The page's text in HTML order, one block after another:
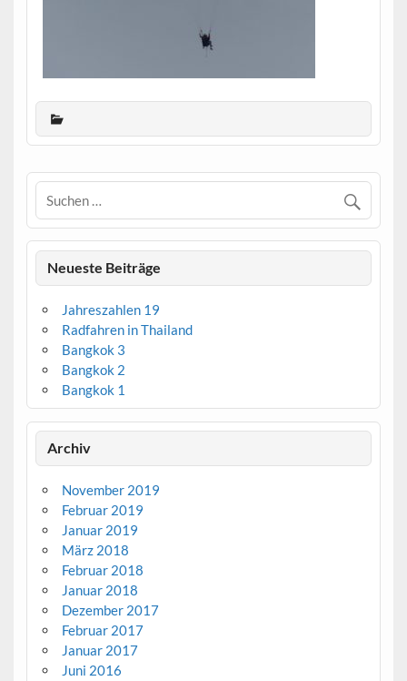
Neueste Beiträge
Jahreszahlen 19
Radfahren in Thailand
Bangkok 3
Bangkok 2
Bangkok 1
Archiv
November 2019
Februar 2019
Januar 2019
März 2018
Februar 2018
Januar 2018
Dezember 2017
Februar 2017
Januar 2017
Juni 2016